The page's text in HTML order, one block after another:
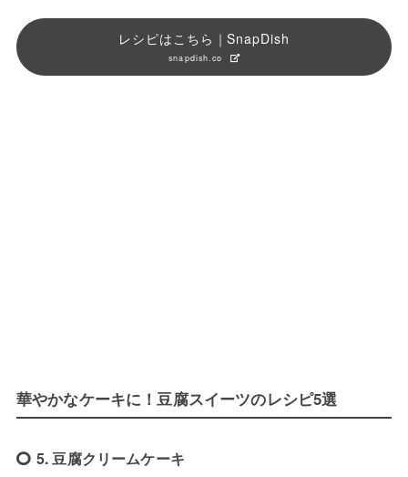
レシピはこちら｜SnapDish
snapdish.co
華やかなケーキに！豆腐スイーツのレシピ5選
5. 豆腐クリームケーキ